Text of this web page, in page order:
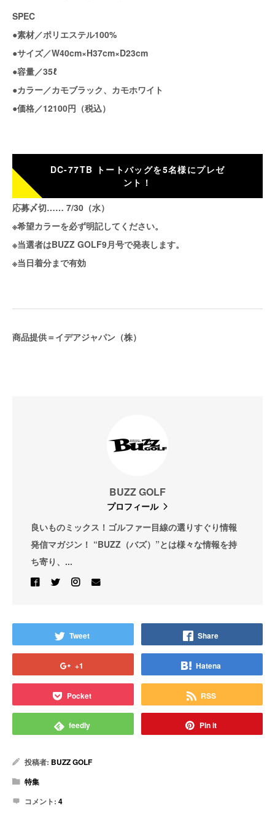
SPEC
●素材／ポリエステル100%
●サイズ／W40cm×H37cm×D23cm
●容量／35ℓ
●カラー／カモブラック、カモホワイト
●価格／12100円（税込）
DC-77TB トートバッグを5名様にプレゼ
ント！
応募〆切…… 7/30（水）
※希望カラーを必ず明記してください。
※当選者はBUZZ GOLF9月号で発表します。
※当日着分まで有効
商品提供＝イデアジャパン（株）
BUZZ GOLF
プロフィール
良いものミックス！ゴルファー目線の選りすぐり情報
発信マガジン！ “BUZZ（バズ）”とは様々な情報を持
ち寄り、...
Tweet Share
+1 Hatena
Pocket RSS
feedly Pin it
投稿者: BUZZ GOLF
特集
コメント: 4